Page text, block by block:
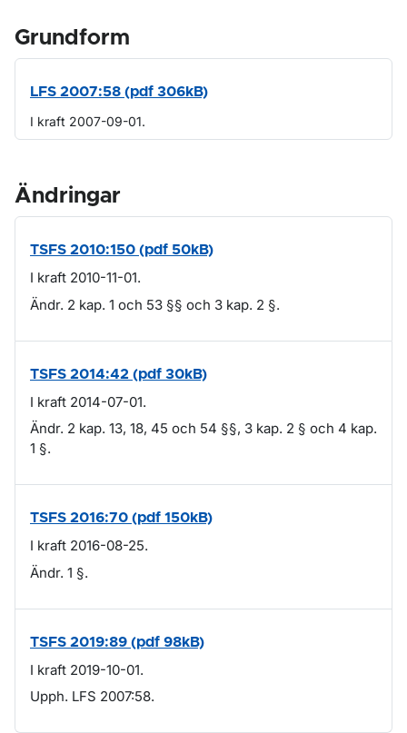
Grundform
LFS 2007:58 (pdf 306kB)
I kraft 2007-09-01.
Ändringar
TSFS 2010:150 (pdf 50kB)
I kraft 2010-11-01.
Ändr. 2 kap. 1 och 53 §§ och 3 kap. 2 §.
TSFS 2014:42 (pdf 30kB)
I kraft 2014-07-01.
Ändr. 2 kap. 13, 18, 45 och 54 §§, 3 kap. 2 § och 4 kap.
1 §.
TSFS 2016:70 (pdf 150kB)
I kraft 2016-08-25.
Ändr. 1 §.
TSFS 2019:89 (pdf 98kB)
I kraft 2019-10-01.
Upph. LFS 2007:58.